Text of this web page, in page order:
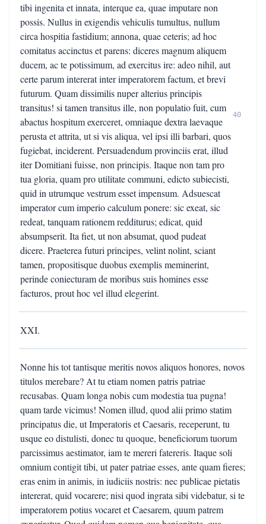
tibi ingenita et innata, interque ea, quae imputare non
possis. Nullus in exigendis vehiculis tumultus, nullum
circa hospitia fastidium; annona, quae ceteris; ad hoc
comitatus accinctus et parens: diceres magnum aliquem
ducem, ac te potissimum, ad exercitus ire: adeo nihil, aut
certe parum intererat inter imperatorem factum, et brevi
futurum. Quam dissimilis nuper alterius principis
transitus! si tamen transitus ille, non populatio fuit, cum
abactus hospitum exerceret, omniaque dextra laevaque
perusta et attrita, ut si vis aliqua, vel ipsi illi barbari, quos
fugiebat, inciderent. Persuadendum provinciis erat, illud
iter Domitiani fuisse, non principis. Itaque non tam pro
tua gloria, quam pro utilitate communi, edicto subiecisti,
quid in utrumque vestrum esset impensum. Adsuescat
imperator cum imperio calculum ponere: sic exeat, sic
redeat, tanquam rationem redditurus; edicat, quid
absumpserit. Ita fiet, ut non absumat, quod pudeat
dicere. Praeterea futuri principes, velint nolint, sciant
tamen, propositisque duobus exemplis meminerint,
perinde coniecturam de moribus suis homines esse
facturos, prout hoc vel illud elegerint.
40
XXI.
Nonne his tot tantisque meritis novos aliquos honores, novos
titulos merebare? At tu etiam nomen patris patriae
recusabas. Quam longa nobis cum modestia tua pugna!
quam tarde vicimus! Nomen illud, quod alii primo statim
principatus die, ut Imperatoris et Caesaris, receperunt, tu
usque eo distulisti, donec tu quoque, beneficiorum tuorum
parcissimus aestimator, iam te mereri fatereris. Itaque soli
omnium contigit tibi, ut pater patriae esses, ante quam fieres;
eras enim in animis, in iudiciis nostris: nec publicae pietatis
intererat, quid vocarere; nisi quod ingrata sibi videbatur, si te
imperatorem potius vocaret et Caesarem, quum patrem